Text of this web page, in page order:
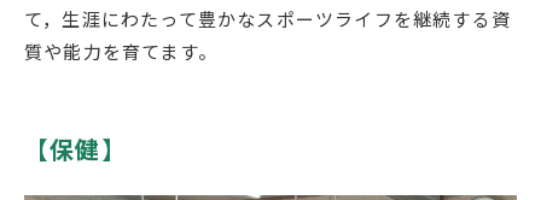
アクセス
て，生涯にわたって豊かなスポーツライフを継続する資
質や能力を育てます。
【保健】